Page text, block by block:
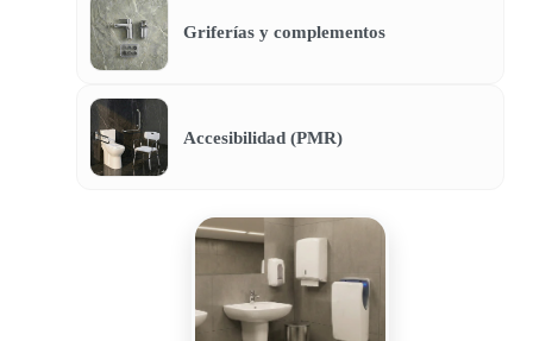
Griferías y complementos
Accesibilidad (PMR)